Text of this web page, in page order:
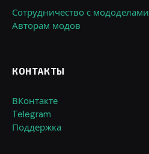
Сотрудничество с мододелами
Авторам модов
КОНТАКТЫ
ВКонтакте
Telegram
Поддержка